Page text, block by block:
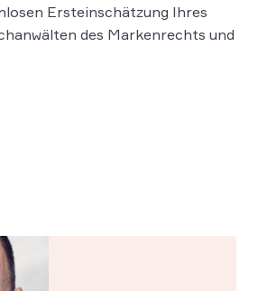
Ersteinschätzung Ihres
des Markenrechts und